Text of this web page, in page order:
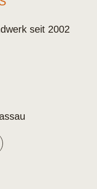
seit 2002